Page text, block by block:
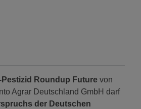
Roundup Future von
Agrar Deutschland GmbH darf
der Deutschen